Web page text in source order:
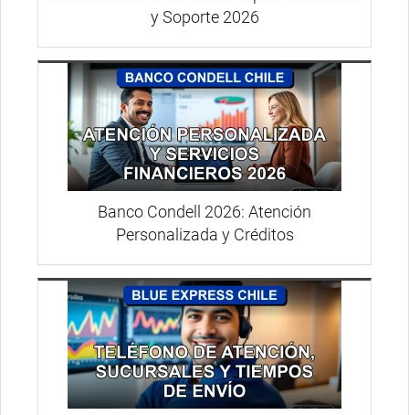
y Soporte 2026
Banco Condell 2026: Atención
Personalizada y Créditos